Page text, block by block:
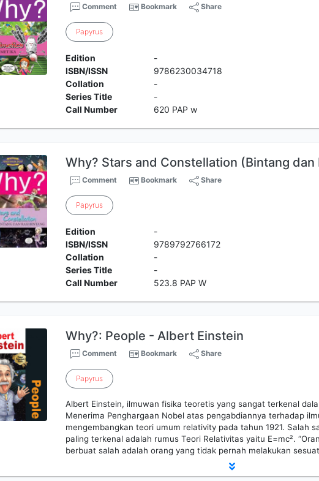
Comment Bookmark Share
Papyrus
Edition
-
ISBN/ISSN
9786230034718
Collation
-
Series Title
-
Call Number
620 PAP w
Why? Stars and Constellation (Bintang dan
Comment Bookmark Share
Papyrus
Edition
-
ISBN/ISSN
9789792766172
Collation
-
Series Title
-
Call Number
523.8 PAP W
Why?: People - Albert Einstein
Comment Bookmark Share
Papyrus
Albert Einstein, ilmuwan fisika teoretis yang sangat terkenal
Menerima Penghargaan Nobel atas pengabdiannya terhadap
mengembangkan teori umum relativity pada tahun 1921. Salah
paling terkenal adalah rumus Teori Relativitas yaitu E=mc².
berbuat salah adalah orang yang tidak pernah melakukan